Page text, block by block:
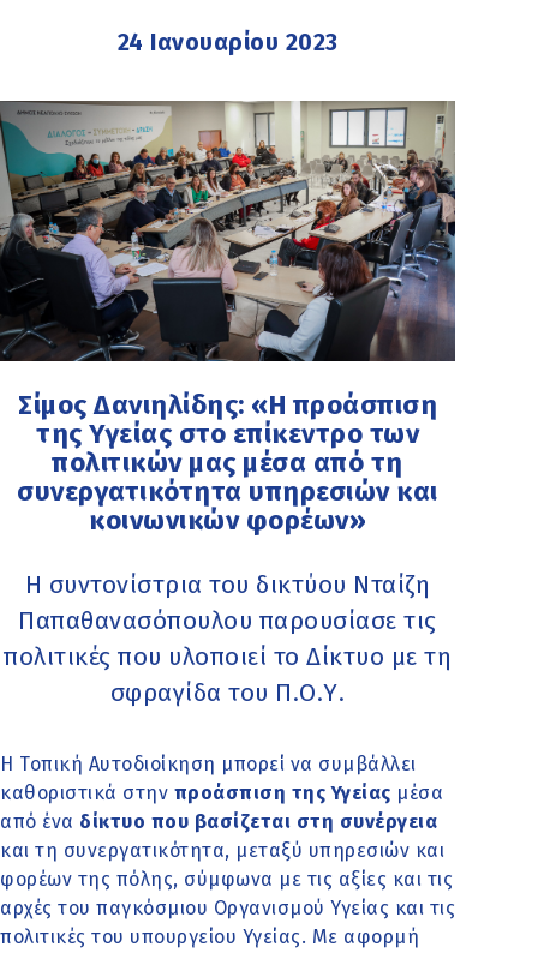
24 Ιανουαρίου 2023
Σίμος Δανιηλίδης: «Η προάσπιση
της Υγείας στο επίκεντρο των
πολιτικών μας μέσα από τη
συνεργατικότητα υπηρεσιών και
κοινωνικών φορέων»
Η συντονίστρια του δικτύου Νταίζη
Παπαθανασόπουλου παρουσίασε τις
πολιτικές που υλοποιεί το Δίκτυο με τη
σφραγίδα του Π.Ο.Υ.
Η Τοπική Αυτοδιοίκηση μπορεί να συμβάλλει
καθοριστικά στην προάσπιση της Υγείας μέσα
από ένα δίκτυο που βασίζεται στη συνέργεια
και τη συνεργατικότητα, μεταξύ υπηρεσιών και
φορέων της πόλης, σύμφωνα με τις αξίες και τις
αρχές του παγκόσμιου Οργανισμού Υγείας και τις
πολιτικές του υπουργείου Υγείας. Με αφορμή